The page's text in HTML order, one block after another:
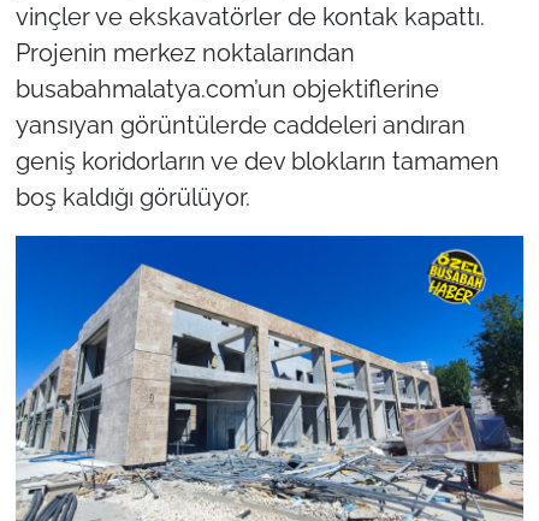
vinçler ve ekskavatörler de kontak kapattı.
Projenin merkez noktalarından
busabahmalatya.com’un objektiflerine
yansıyan görüntülerde caddeleri andıran
geniş koridorların ve dev blokların tamamen
boş kaldığı görülüyor.